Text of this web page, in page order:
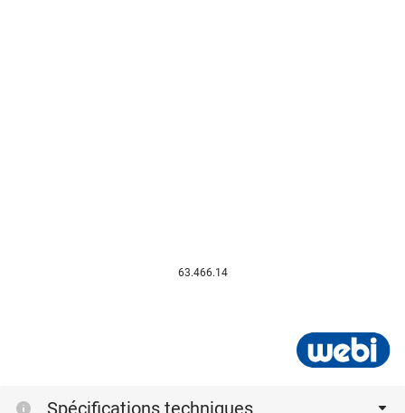
63.466.14
Spécifications techniques